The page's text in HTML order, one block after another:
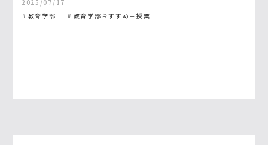
2025/07/17
教育学部
教育学部おすすめ－授業